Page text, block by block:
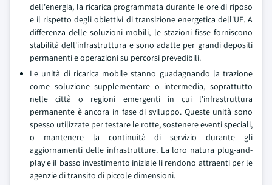
dell'energia, la ricarica programmata durante le ore di riposo
e il rispetto degli obiettivi di transizione energetica dell'UE. A
differenza delle soluzioni mobili, le stazioni fisse forniscono
stabilità dell'infrastruttura e sono adatte per grandi depositi
permanenti e operazioni su percorsi prevedibili.
Le unità di ricarica mobile stanno guadagnando la trazione
come soluzione supplementare o intermedia, soprattutto
nelle città o regioni emergenti in cui l'infrastruttura
permanente è ancora in fase di sviluppo. Queste unità sono
spesso utilizzate per testare le rotte, sostenere eventi speciali,
o mantenere la continuità di servizio durante gli
aggiornamenti delle infrastrutture. La loro natura plug-and-
play e il basso investimento iniziale li rendono attraenti per le
agenzie di transito di piccole dimensioni.